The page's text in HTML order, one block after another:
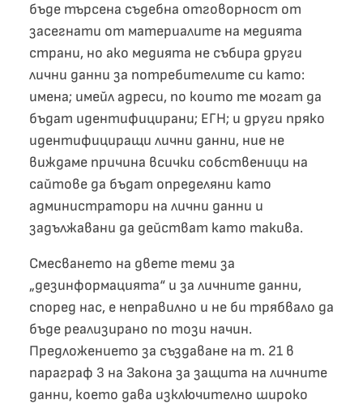
бъде търсена съдебна отговорност от
засегнати от материалите на медията
страни, но ако медията не събира други
лични данни за потребителите си като:
имена; имейл адреси, по които те могат да
бъдат идентифицирани; ЕГН; и други пряко
идентифициращи лични данни, ние не
виждаме причина всички собственици на
сайтове да бъдат определяни като
администратори на лични данни и
задължавани да действат като такива.
Смесването на двете теми за
„дезинформацията“ и за личните данни,
според нас, е неправилно и не би трябвало да
бъде реализирано по този начин.
Предложението за създаване на т. 21 в
параграф 3 на Закона за защита на личните
данни, което дава изключително широко